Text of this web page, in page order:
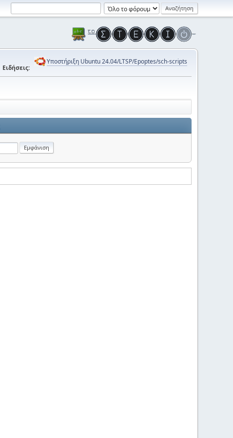
Ειδήσεις:
Υποστήριξη Ubuntu 24.04/LTSP/Epoptes/sch-scripts